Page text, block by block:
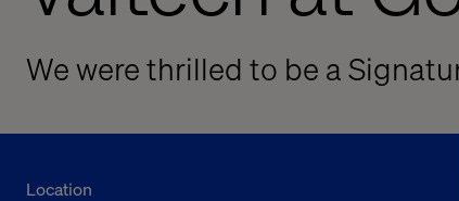
We were thrilled to be a
Location